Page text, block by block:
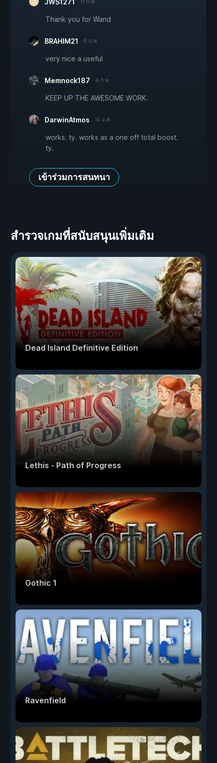
JWS1271 11 ก.พ.
Thank you for Wand
BRAHIM21 6 ก.พ.
very nice a useful
Memnock187 4 ก.พ.
KEEP UP THE AWESOME WORK.
DarwinAtmos 15 ม.ค.
works. ty. works as a one off total boost.
ty.
เข้าร่วมการสนทนา
สำรวจเกมที่สนับสนุนเพิ่มเติม
Dead Island Definitive Edition
Lethis - Path of Progress
Gothic 1
Ravenfield